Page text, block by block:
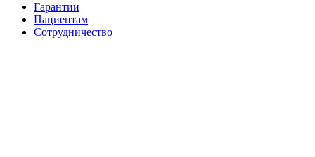
Гарантии
Пациентам
Сотрудничество